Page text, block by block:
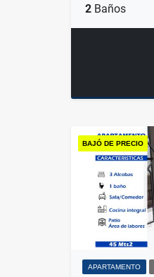
2 Baños
BAJÓ DE PRECIO
APARTAMENTO